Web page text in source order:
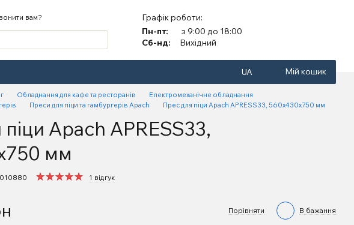
вам?
Графік роботи:
Пн-пт:
з 9:00 до 18:00
Сб-нд:
Вихідний
UA Мій кошик
Обладнання для кафе та ресторанів
Електромеханічне обладнання
Преси для піци та гамбургерів Apach Прес для піци Apach APRESS33, 560х430х750 мм
Apach APRESS33,
мм
1 відгук
Порівняти В бажання